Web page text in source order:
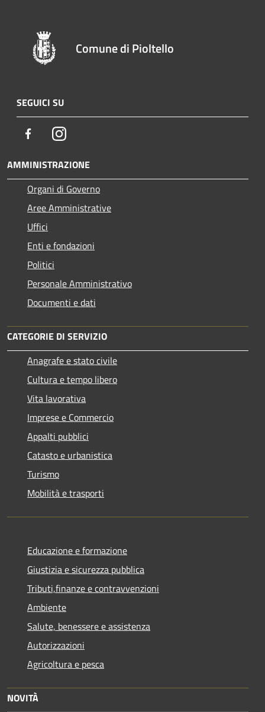
Comune di Pioltello
SEGUICI SU
FacebookInstagram
AMMINISTRAZIONE
Organi di Governo
Aree Amministrative
Uffici
Enti e fondazioni
Politici
Personale Amministrativo
Documenti e dati
CATEGORIE DI SERVIZIO
Anagrafe e stato civile
Cultura e tempo libero
Vita lavorativa
Imprese e Commercio
Appalti pubblici
Catasto e urbanistica
Turismo
Mobilità e trasporti
Educazione e formazione
Giustizia e sicurezza pubblica
Tributi,finanze e contravvenzioni
Ambiente
Salute, benessere e assistenza
Autorizzazioni
Agricoltura e pesca
NOVITÀ